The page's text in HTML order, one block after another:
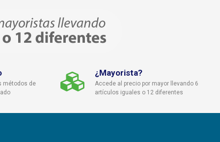
métodos de
¿Mayorista?
Accede al precio por mayor llevando 6
artículos iguales o 12 diferentes